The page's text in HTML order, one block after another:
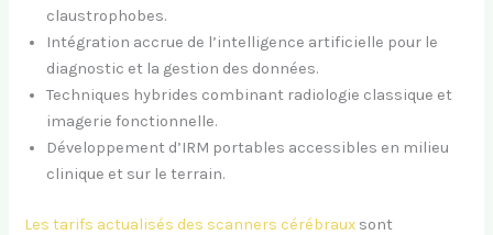
claustrophobes.
Intégration accrue de l’intelligence artificielle pour le
diagnostic et la gestion des données.
Techniques hybrides combinant radiologie classique et
imagerie fonctionnelle.
Développement d’IRM portables accessibles en milieu
clinique et sur le terrain.
Les tarifs actualisés des scanners cérébraux sont